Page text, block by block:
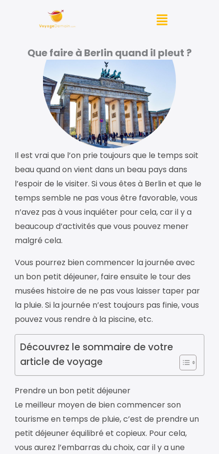
Menu
Que faire à Berlin quand il pleut ?
Il est vrai que l’on prie toujours que le temps soit
beau quand on vient dans un beau pays dans
l’espoir de le visiter. Si vous êtes à Berlin et que le
temps semble ne pas vous être favorable, vous
n’avez pas à vous inquiéter pour cela, car il y a
beaucoup d’activités que vous pouvez mener
malgré cela.
Vous pourrez bien commencer la journée avec
un bon petit déjeuner, faire ensuite le tour des
musées histoire de ne pas vous laisser taper par
la pluie. Si la journée n’est toujours pas finie, vous
pouvez vous rendre à la piscine, etc.
Découvrez le sommaire de votre
article de voyage
Prendre un bon petit déjeuner
Le meilleur moyen de bien commencer son
tourisme en temps de pluie, c’est de prendre un
petit déjeuner équilibré et copieux. Pour cela,
vous aurez l’embarras du choix, car il y a une